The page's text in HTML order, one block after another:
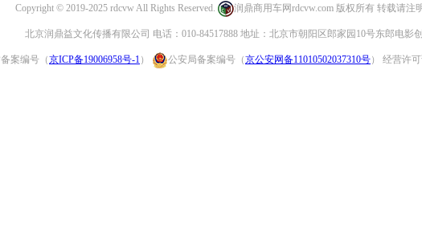
Copyright © 2019-2025 rdcvw All Rights Reserved. 润鼎商用车网rdcvw.com 版权所有 转载请注
北京润鼎益文化传播有限公司 电话：010-84517888 地址：北京市朝阳区郎家园10号东郎电影
案编号（京ICP备19006958号-1 ） 公安局备案编号（京公安网备11010502037310号） 经营许可